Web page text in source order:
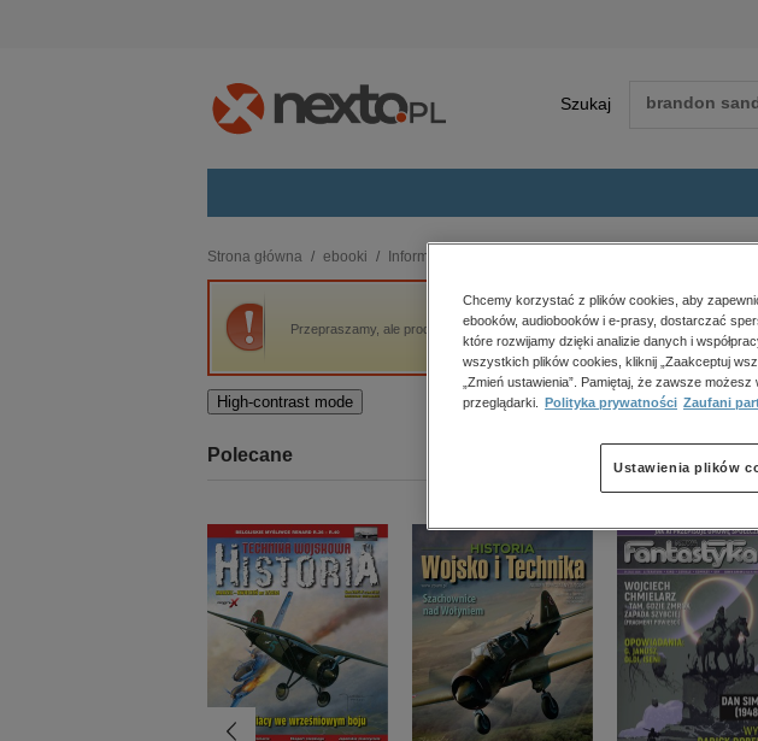
Szukaj
budownictwo, aranżacja wnętrz
biznesowe, branżowe, gospodarka
darmowe wydania
edukacja
kobiece, lifestyle, kultura
polityka, społeczno-
psychologiczne
inne
popularno-naukowe
historia
zdrowie
religie
Strona główna ebooki Informatyka
Przepraszamy, ale produkt „Design and Implementation of Artificial Intelligence
High-contrast mode
Polecane
Chcemy korzystać z plików cookies, aby
ebooków, audiobooków i e-prasy, dostarczać
które rozwijamy dzięki analizie danych i
wszystkich plików cookies, kliknij „Zaakceptuj
„Zmień ustawienia”. Pamiętaj, że zawsze
przeglądarki.
Polityka prywatności Zaufani
Ustawienia plików